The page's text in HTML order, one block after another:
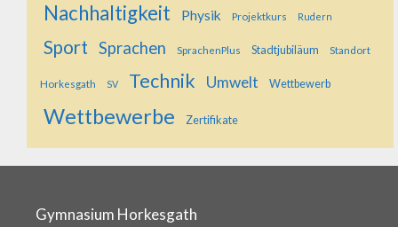
Nachhaltigkeit Physik Projektkurs Rudern
Sport Sprachen SprachenPlus Stadtjubiläum Standort
Horkesgath SV Technik Umwelt Wettbewerb
Wettbewerbe Zertifikate
Gymnasium Horkesgath